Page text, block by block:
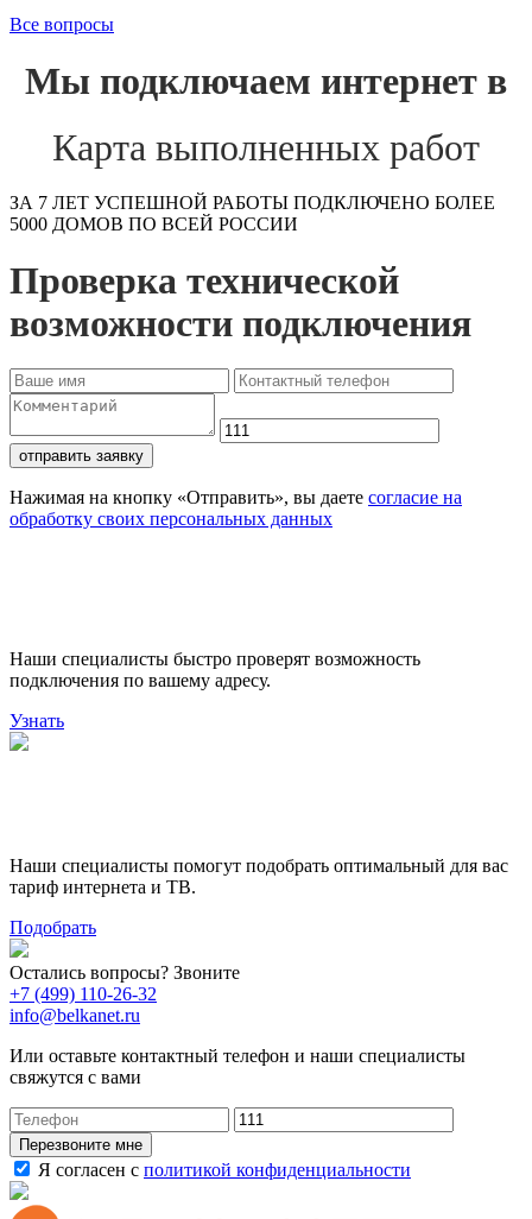
Все вопросы
Мы подключаем интернет в
Карта выполненных работ
ЗА 7 ЛЕТ УСПЕШНОЙ РАБОТЫ ПОДКЛЮЧЕНО БОЛЕЕ
5000 ДОМОВ ПО ВСЕЙ РОССИИ
Проверка технической
возможности подключения
отправить заявку
Нажимая на кнопку «Отправить», вы даете согласие на
обработку своих персональных данных
Наши специалисты быстро проверят возможность
подключения по вашему адресу.
Узнать
Наши специалисты помогут подобрать оптимальный для вас
тариф интернета и ТВ.
Подобрать
Остались вопросы? Звоните
+7 (499) 110-26-32
info@belkanet.ru
Или оставьте контактный телефон и наши специалисты
свяжутся с вами
Перезвоните мне
Я согласен с политикой конфиденциальности